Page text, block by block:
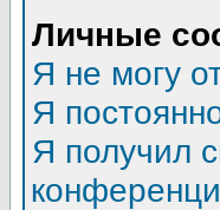
Личные
Я не могу
Я
Я получил